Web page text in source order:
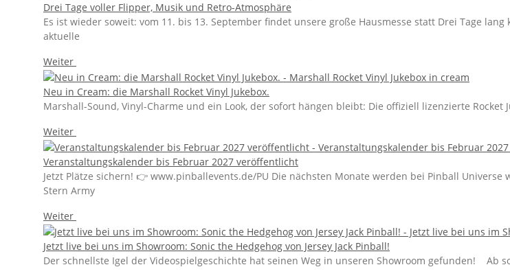
Drei Tage voller Flipper, Musik und Retro-Atmosphäre
Es ist wieder soweit: vom 11. bis 13. September findet unsere große Hausmesse statt Drei Tage
aktuelle
Weiter
Neu in Cream: die Marshall Rocket Vinyl Jukebox.
Marshall-Sound, Vinyl-Charme und ein Look, der sofort hängen bleibt: Die offiziell lizenzierte
Weiter
Veranstaltungskalender bis Februar 2027 veröffentlicht
Jetzt Plätze sichern! 👉 www.pinballevents.de/PU Die nächsten Monate werden bei Pinball
Stern Army
Weiter
Jetzt live bei uns im Showroom: Sonic the Hedgehog von Jersey Jack Pinball!
Der schnellste Igel der Videospielgeschichte hat seinen Weg in unseren Showroom gefunden! Ab